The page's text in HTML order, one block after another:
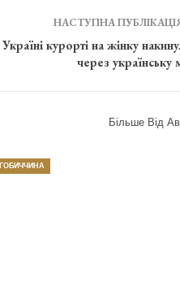
НАСТУПНА
курорті на жінку
через українську
Більше Від